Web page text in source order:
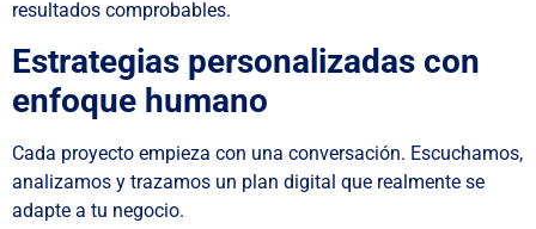
resultados comprobables.
Estrategias personalizadas con
enfoque humano
Cada proyecto empieza con una conversación. Escuchamos,
analizamos y trazamos un plan digital que realmente se
adapte a tu negocio.